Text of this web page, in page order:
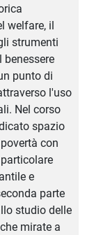
welfare, il
strumenti
benessere
punto di
l'uso
Nel corso
spazio
con
e
parte
studio delle
mirate a